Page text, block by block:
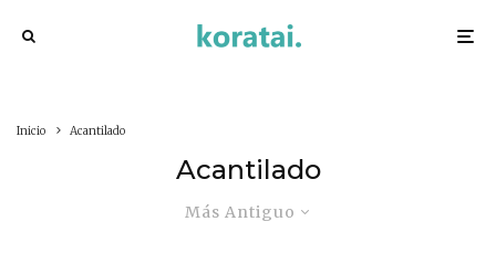
Inicio Acantilado
Acantilado
Más Antiguo